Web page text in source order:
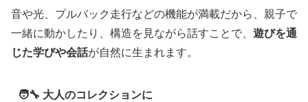
音や光、プルバック走行などの機能が満載だから、親子で
一緒に動かしたり、構造を見ながら話すことで、 遊びを通
じた学びや会話が自然に生まれます。
🧑‍🔧 大人のコレクションに